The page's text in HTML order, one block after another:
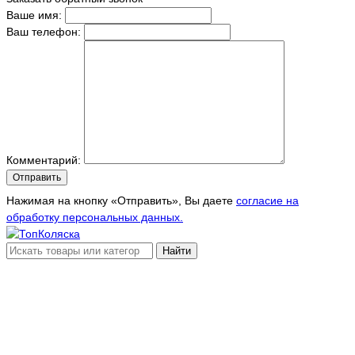
Ваше имя:
Ваш телефон:
Комментарий:
Отправить
Нажимая на кнопку «Отправить», Вы даете согласие на
обработку персональных данных.
Найти